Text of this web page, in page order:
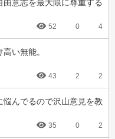
意志を最大限に尊重する
52 0 4
い無能。
43 2 2
んでるので沢山意見を教
35 0 2